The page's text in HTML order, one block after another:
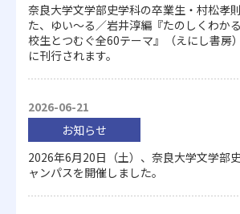
奈良大学文学部史学科の卒業生・村松孝
た、ゆい～る／岩井淳編『たのしくわかる
校生とつむぐ全60テーマ』（えにし書房
に刊行されます。
2026-06-21
お知らせ
2026年6月20日（土）、奈良大学文学部
ャンパスを開催しました。